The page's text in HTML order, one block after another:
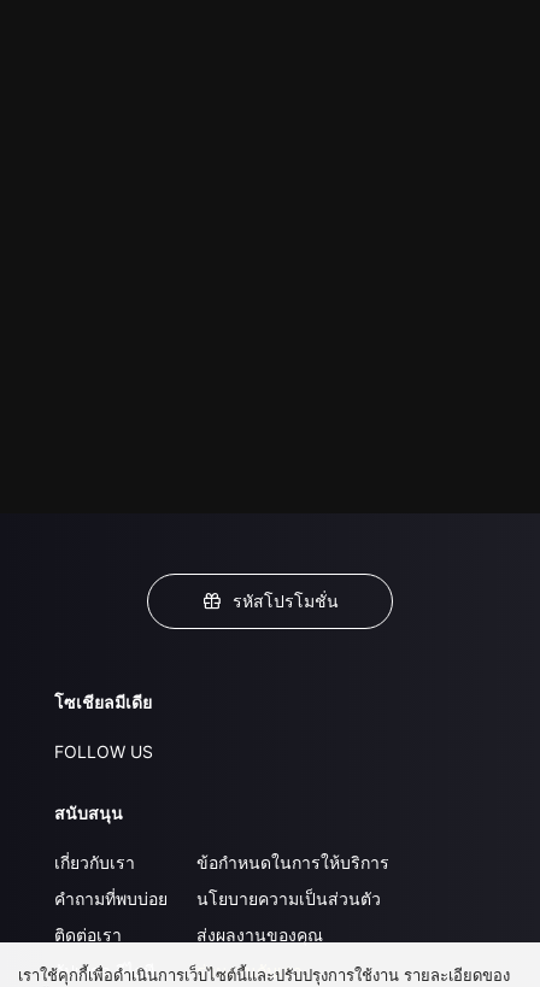
รหัสโปรโมชั่น
โซเชียลมีเดีย
FOLLOW US
สนับสนุน
เกี่ยวกับเรา
คำถามที่พบบ่อย
ติดต่อเรา
อัปเกรด วีไอพี
ข้อกำหนดในการให้บริการ
นโยบายความเป็นส่วนตัว
ส่งผลงานของคุณ
ร่วมงานกับเรา
เราใช้คุกกี้เพื่อดำเนินการเว็บไซต์นี้และปรับปรุงการใช้งาน รายละเอียดของ